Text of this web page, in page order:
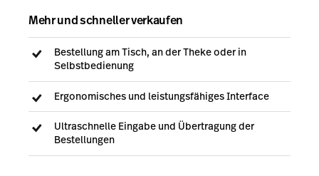
Mehr und schneller verkaufen
Bestellung am Tisch, an der Theke oder in
Selbstbedienung
Ergonomisches und leistungsfähiges Interface
Ultraschnelle Eingabe und Übertragung der
Bestellungen